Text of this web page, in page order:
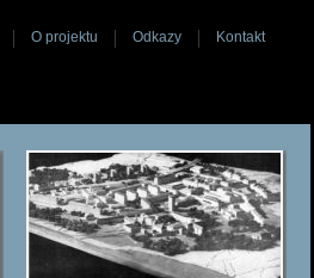
O projektu Odkazy Kontakt